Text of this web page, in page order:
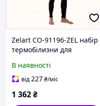
Zelart CO-91196-ZEL набір
термобілизни для
В наявності
від227₴/міс
1 362₴